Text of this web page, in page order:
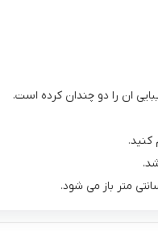
ان را دو چندان کرده است.